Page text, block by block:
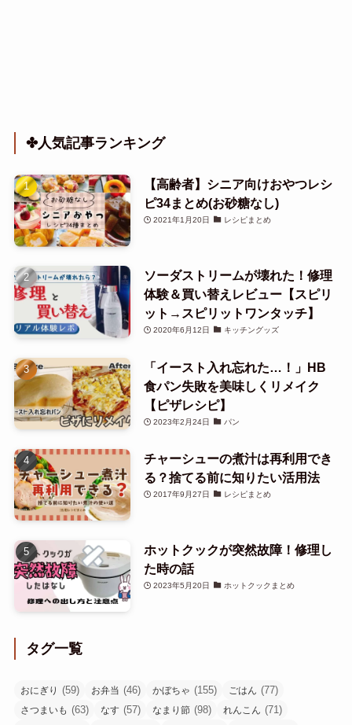
✤人気記事ランキング
【高齢者】シニア向けおやつレシ
ピ34まとめ(お砂糖なし)
2021年1月20日 レシピまとめ
ソーダストリームが壊れた！修理
体験＆買い替えレビュー【スピリ
ット→スピリットワンタッチ】
2020年6月12日 キッチングッズ
「イースト入れ忘れた…！」HB
食パン失敗を美味しくリメイク
【ピザレシピ】
2023年2月24日 パン
チャーシューの煮汁は再利用でき
る？捨てる前に知りたい活用法
2017年9月27日 レシピまとめ
ホットクックが突然故障！修理し
た時の話
2023年5月20日 ホットクックまとめ
タグ一覧
おにぎり (59) お弁当 (46) かぼちゃ (155) ごはん (77)
さつまいも (63) なす (57) なまり節 (98) れんこん (71)